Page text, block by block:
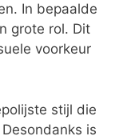
In bepaalde
grote rol. Dit
voorkeur
stijl die
is